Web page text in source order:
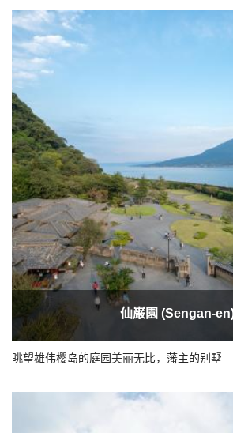
仙巌園 (Sengan-
眺望雄伟樱岛的庭园美丽无比，藩主的别墅